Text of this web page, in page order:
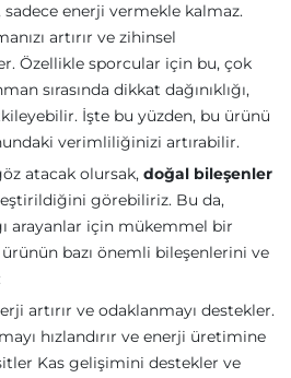
sadece enerji vermekle kalmaz.
artırır ve zihinsel
Özellikle sporcular için bu, çok
sırasında dikkat dağınıklığı,
İşte bu yüzden, bu ürünü
verimliliğinizi artırabilir.
atacak olursak, doğal bileşenler
görebiliriz. Bu da,
arayanlar için mükemmel bir
ürünün bazı önemli bileşenlerini ve
artırır ve odaklanmayı destekler.
hızlandırır ve enerji üretimine
Kas gelişimini destekler ve